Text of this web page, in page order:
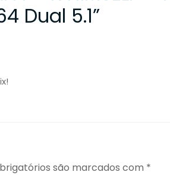
Dual 5.1”
são marcados com *